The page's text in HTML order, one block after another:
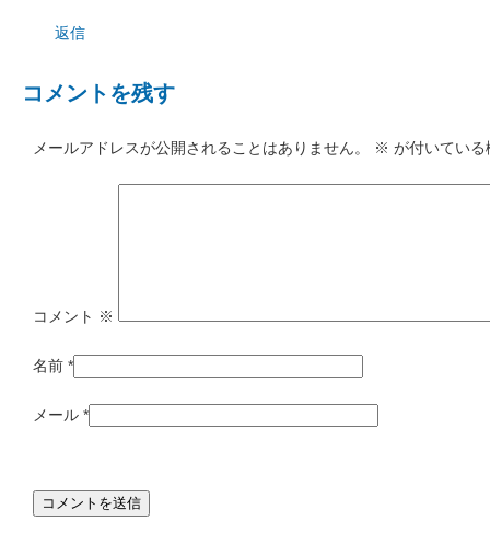
返信
コメントを残す
メールアドレスが公開されることはありません。 ※ が付いてい
コメント ※
名前 *
メール *